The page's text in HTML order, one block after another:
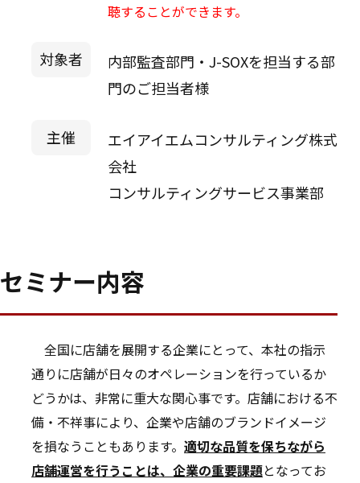
聴することができます。
対象者
内部監査部門・J-SOXを担当する部
門のご担当者様
主催
エイアイエムコンサルティング株式
会社
コンサルティングサービス事業部
セミナー内容
全国に店舗を展開する企業にとって、本社の指示
通りに店舗が日々のオペレーションを行っているか
どうかは、非常に重大な関心事です。店舗における不
備・不祥事により、企業や店舗のブランドイメージ
を損なうこともあります。 適切な品質を保ちながら
店舗運営を行うことは、企業の重要課題となってお